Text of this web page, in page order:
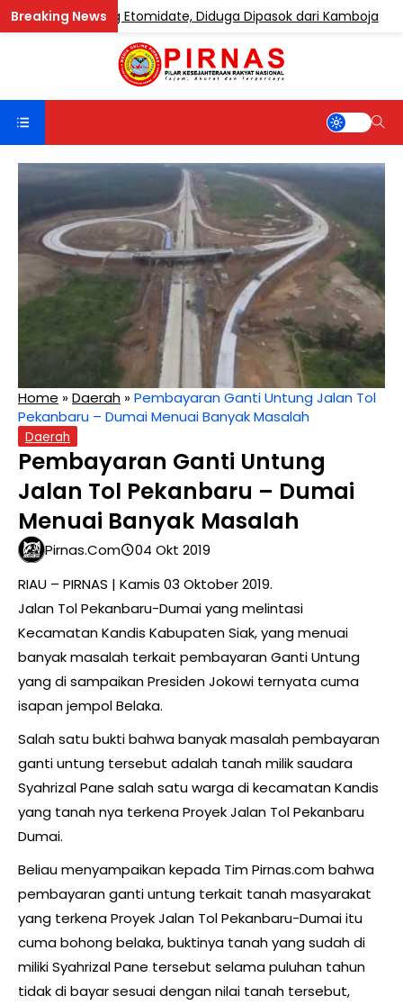
Etomidate, Diduga Dipasok dari Kamboja
Home »Daerah »Pembayaran Ganti Untung Jalan Tol
Pekanbaru – Dumai Menuai Banyak Masalah
Daerah
Pembayaran Ganti Untung
Jalan Tol Pekanbaru – Dumai
Menuai Banyak Masalah
Pirnas.com
04 Okt 2019
RIAU – PIRNAS | Kamis 03 Oktober 2019.
Jalan Tol Pekanbaru-Dumai yang melintasi
Kecamatan Kandis Kabupaten Siak, yang menuai
banyak masalah terkait pembayaran Ganti Untung
yang di sampaikan Presiden Jokowi ternyata cuma
isapan jempol Belaka.
Salah satu bukti bahwa banyak masalah pembayaran
ganti untung tersebut adalah tanah milik saudara
Syahrizal Pane salah satu warga di kecamatan Kandis
yang tanah nya terkena Proyek Jalan Tol Pekanbaru
Dumai.
Beliau menyampaikan kepada Tim Pirnas.com bahwa
pembayaran ganti untung terkait tanah masyarakat
yang terkena Proyek Jalan Tol Pekanbaru-Dumai itu
cuma bohong belaka, buktinya tanah yang sudah di
miliki Syahrizal Pane tersebut selama puluhan tahun
tidak di bayar sesuai dengan nilai tanah tersebut,